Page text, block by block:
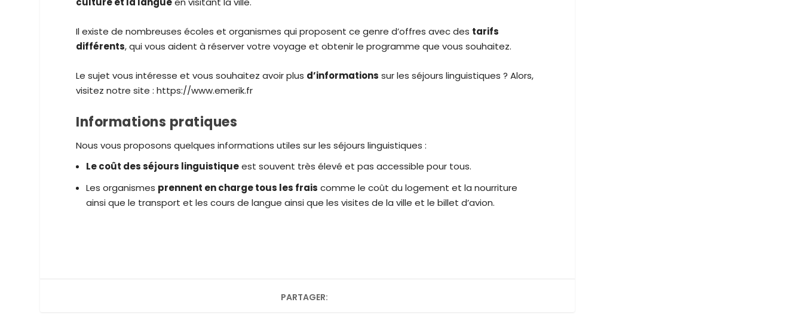
Il existe de nombreuses écoles et organismes qui proposent ce genre d’offres avec des tarifs
différents, qui vous aident à réserver votre voyage et obtenir le programme que vous souhaitez.
Le sujet vous intéresse et vous souhaitez avoir plus d’informations sur les séjours linguistiques ? Alors,
visitez notre site : https://www.emerik.fr
Informations pratiques
Nous vous proposons quelques informations utiles sur les séjours linguistiques :
Le coût des séjours linguistiqueest souvent très élevé et pas accessible pour tous.
Les organismes prennent en charge tous les frais comme le coût du logement et la nourriture
ainsi que le transport et les cours de langue ainsi que les visites de la ville et le billet d’avion.
PARTAGER: